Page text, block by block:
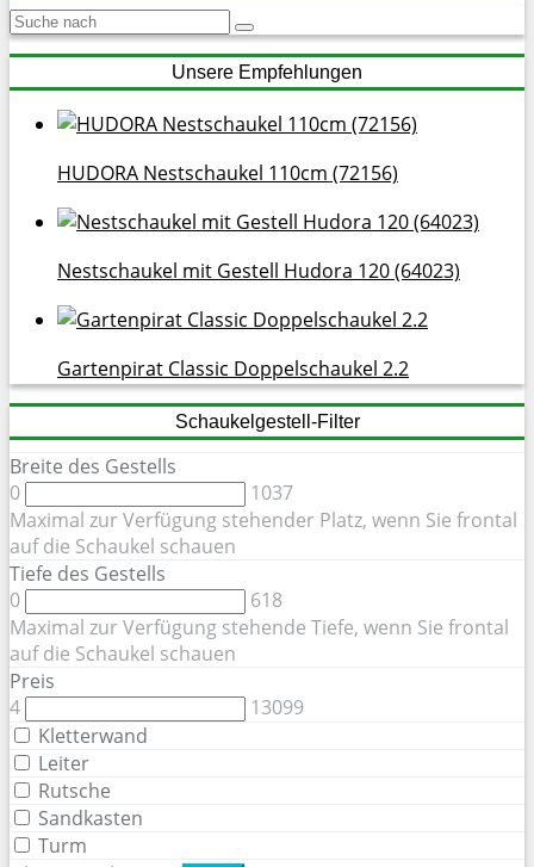
Unsere Empfehlungen
HUDORA Nestschaukel 110cm (72156)
Nestschaukel mit Gestell Hudora 120 (64023)
Gartenpirat Classic Doppelschaukel 2.2
Schaukelgestell-Filter
Breite des Gestells
0
1037
Maximal zur Verfügung stehender Platz, wenn Sie frontal
auf die Schaukel schauen
Tiefe des Gestells
0
618
Maximal zur Verfügung stehende Tiefe, wenn Sie frontal
auf die Schaukel schauen
Preis
4
13099
Kletterwand
Leiter
Rutsche
Sandkasten
Turm